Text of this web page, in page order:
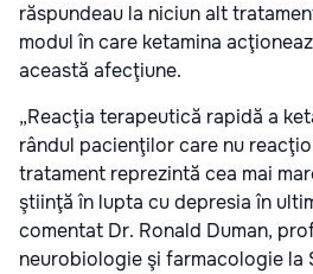
răspundeau la niciun alt
modul în care ketamina
această afecţiune.
„Reacţia terapeutică rapidă a
rândul pacienţilor care nu
tratament reprezintă cea mai
ştiinţă în lupta cu depresia în
comentat Dr. Ronald Duman,
neurobiologie şi farmacologie la